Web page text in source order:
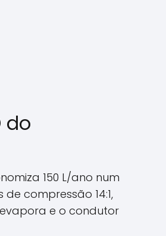
do
150 L/ano num
compressão 14:1,
e o condutor